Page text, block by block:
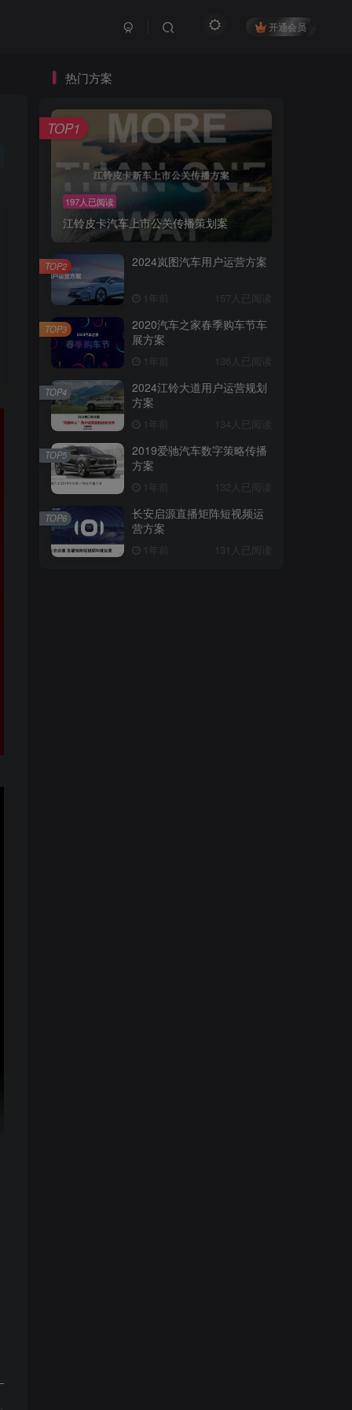
开通会员
热门方案
197人已阅读
江铃皮卡汽车上市公关传播策划案
TOP1
2024岚图汽车用户运营方案
1年前 157人已阅读
TOP2
2020汽车之家春季购车节车
展方案
1年前 136人已阅读
TOP3
2024江铃大道用户运营规划
方案
1年前 134人已阅读
TOP4
2019爱驰汽车数字策略传播
方案
1年前 132人已阅读
TOP5
长安启源直播矩阵短视频运
营方案
1年前 131人已阅读
TOP6